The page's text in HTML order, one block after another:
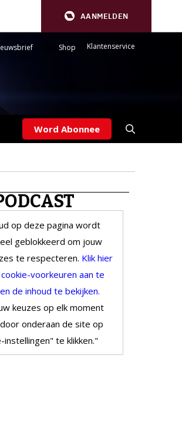
AANMELDEN
Shop Klantenservice
Word Abonnee
op deze pagina wordt
geblokkeerd om jouw
te respecteren. Klik hier
voorkeuren aan te
de inhoud te bekijken.
keuzes op elk moment
onderaan de site op
instellingen" te klikken."